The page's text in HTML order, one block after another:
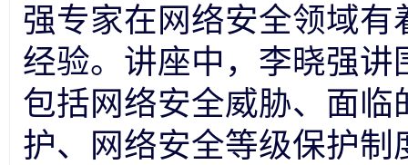
强专家在网络安全领域
经验。讲座中，李晓强
包括网络安全威胁、面
护、网络安全等级保护